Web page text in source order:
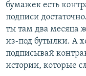
бумажек есть
подписи
ты там два месяца
из-под бутылки. А
подписывай
истории, которые